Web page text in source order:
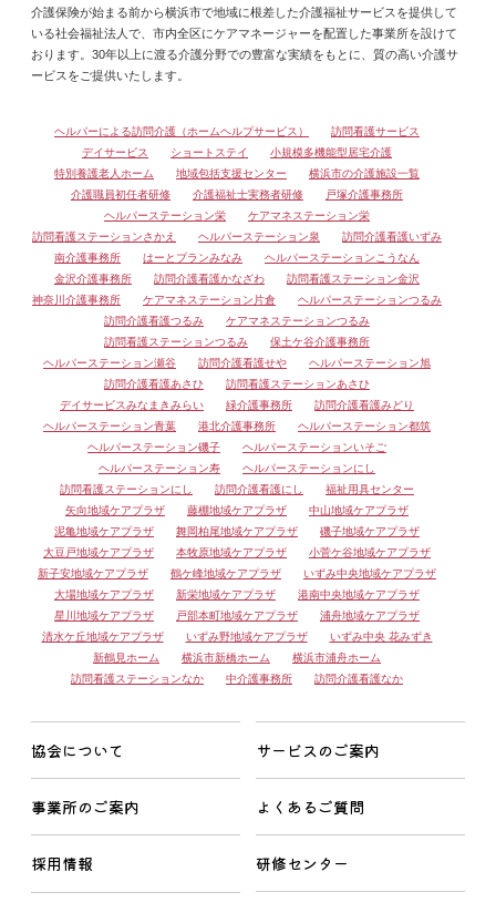
介護保険が始まる前から横浜市で地域に根差した介護福祉サービスを提供して
いる社会福祉法人で、市内全区にケアマネージャーを配置した事業所を設けて
おります。30年以上に渡る介護分野での豊富な実績をもとに、質の高い介護サ
ービスをご提供いたします。
ヘルパーによる訪問介護（ホームヘルプサービス）
訪問看護サービス
デイサービス
ショートステイ
小規模多機能型居宅介護
特別養護老人ホーム
地域包括支援センター
横浜市の介護施設一覧
介護職員初任者研修
介護福祉士実務者研修
戸塚介護事務所
ヘルパーステーション栄
ケアマネステーション栄
訪問看護ステーションさかえ
ヘルパーステーション泉
訪問介護看護いずみ
南介護事務所
はーとプランみなみ
ヘルパーステーションこうなん
金沢介護事務所
訪問介護看護かなざわ
訪問看護ステーション金沢
神奈川介護事務所
ケアマネステーション片倉
ヘルパーステーションつるみ
訪問介護看護つるみ
ケアマネステーションつるみ
訪問看護ステーションつるみ
保土ケ谷介護事務所
ヘルパーステーション瀬谷
訪問介護看護せや
ヘルパーステーション旭
訪問介護看護あさひ
訪問看護ステーションあさひ
デイサービスみなまきみらい
緑介護事務所
訪問介護看護みどり
ヘルパーステーション青葉
港北介護事務所
ヘルパーステーション都筑
ヘルパーステーション磯子
ヘルパーステーションいそご
ヘルパーステーション寿
ヘルパーステーションにし
訪問看護ステーションにし
訪問介護看護にし
福祉用具センター
矢向地域ケアプラザ
藤棚地域ケアプラザ
中山地域ケアプラザ
泥亀地域ケアプラザ
舞岡柏尾地域ケアプラザ
磯子地域ケアプラザ
大豆戸地域ケアプラザ
本牧原地域ケアプラザ
小菅ケ谷地域ケアプラザ
新子安地域ケアプラザ
鶴ケ峰地域ケアプラザ
いずみ中央地域ケアプラザ
大場地域ケアプラザ
新栄地域ケアプラザ
港南中央地域ケアプラザ
星川地域ケアプラザ
戸部本町地域ケアプラザ
浦舟地域ケアプラザ
清水ケ丘地域ケアプラザ
いずみ野地域ケアプラザ
いずみ中央 花みずき
新鶴見ホーム
横浜市新橋ホーム
横浜市浦舟ホーム
訪問看護ステーションなか
中介護事務所 訪問介護看護なか
協会について サービスのご案内
事業所のご案内 よくあるご質問
採用情報 研修センター